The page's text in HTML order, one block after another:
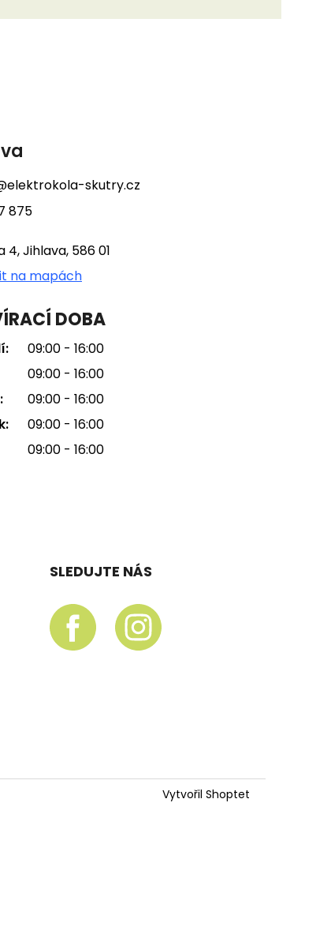
skutry.cz
875
4, Jihlava, 586 01
na mapách
DOBA
09:00 - 16:00
09:00 - 16:00
09:00 - 16:00
09:00 - 16:00
09:00 - 16:00
SLEDUJTE NÁS
Vytvořil Shoptet